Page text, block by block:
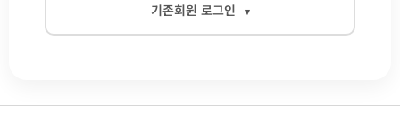
기존회원 로그인 ▾